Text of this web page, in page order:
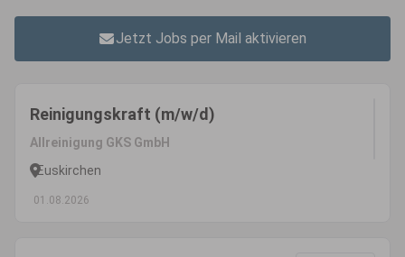
Jetzt Jobs per Mail aktivieren
Reinigungskraft (m/w/d)
Allreinigung GKS GmbH
Euskirchen
01.08.2026